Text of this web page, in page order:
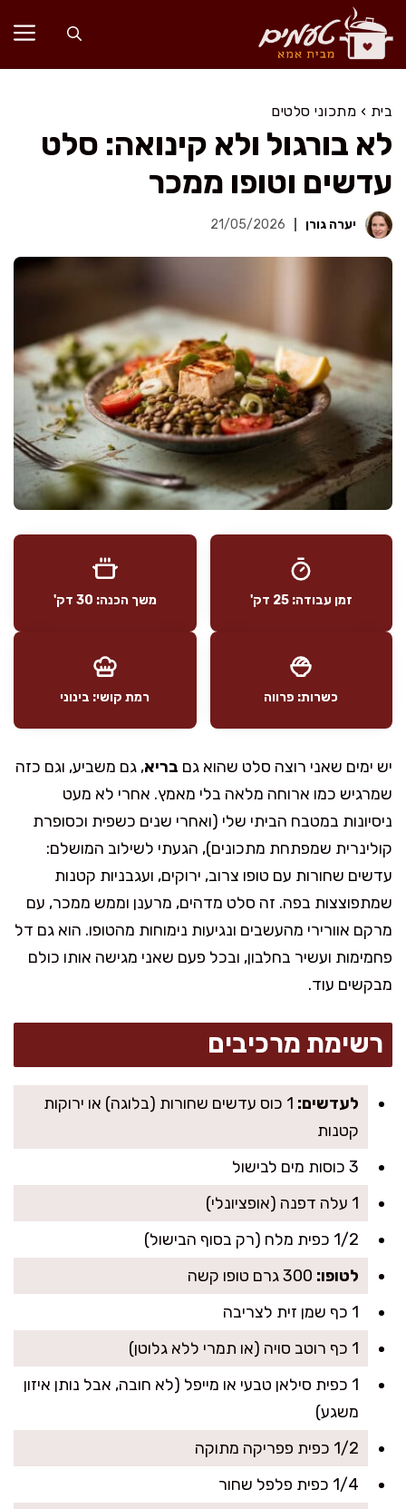
לדלג
לתוכן
בית › מתכוני סלטים
לא בורגול ולא קינואה: סלט
עדשים וטופו ממכר
יערה גורן 21/05/2026
זמן עבודה: 25 דק' משך הכנה: 30 דק'
כשרות: פרווה רמת קושי: בינוני
יש ימים שאני רוצה סלט שהוא גם בריא, גם משביע, וגם כזה
שמרגיש כמו ארוחה מלאה בלי מאמץ. אחרי לא מעט
ניסיונות במטבח הביתי שלי (ואחרי שנים כשפית וכסופרת
קולינרית שמפתחת מתכונים), הגעתי לשילוב המושלם:
עדשים שחורות עם טופו צרוב, ירוקים, ועגבניות קטנות
שמתפוצצות בפה. זה סלט מדהים, מרענן וממש ממכר, עם
מרקם אוורירי מהעשבים ונגיעות נימוחות מהטופו. הוא גם דל
פחמימות ועשיר בחלבון, ובכל פעם שאני מגישה אותו כולם
מבקשים עוד.
רשימת מרכיבים
לעדשים:
1 כוס עדשים שחורות (בלוגה) או ירוקות
קטנות
3 כוסות מים לבישול
1 עלה דפנה (אופציונלי)
1/2 כפית מלח (רק בסוף הבישול)
לטופו:
1 כף שמן זית לצריבה
1 כף רוטב סויה (או תמרי ללא גלוטן)
1 כפית סילאן טבעי או מייפל (לא חובה, אבל נותן איזון
משגע)
1/2 כפית פפריקה מתוקה
1/4 כפית פלפל שחור